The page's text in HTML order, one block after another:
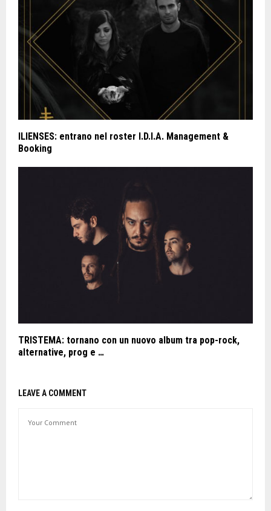
ILIENSES: entrano nel roster I.D.I.A. Management &
Booking
TRISTEMA: tornano con un nuovo album tra pop-rock,
alternative, prog e …
LEAVE A COMMENT